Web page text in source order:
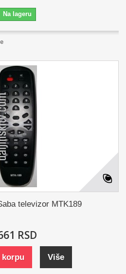
Na lageru
televizor MTK189
RSD
korpu Više